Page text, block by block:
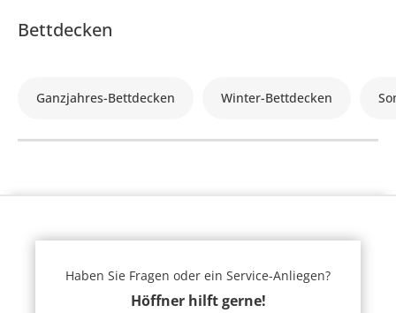
Bettdecken
Ganzjahres-Bettdecken Winter-Bettdecken
Haben Sie Fragen oder ein Service-Anliegen?
Höffner hilft gerne!